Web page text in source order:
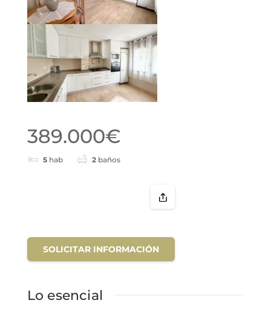
389.000€
5 hab 2 baños
SOLICITAR INFORMACIÓN
Lo esencial